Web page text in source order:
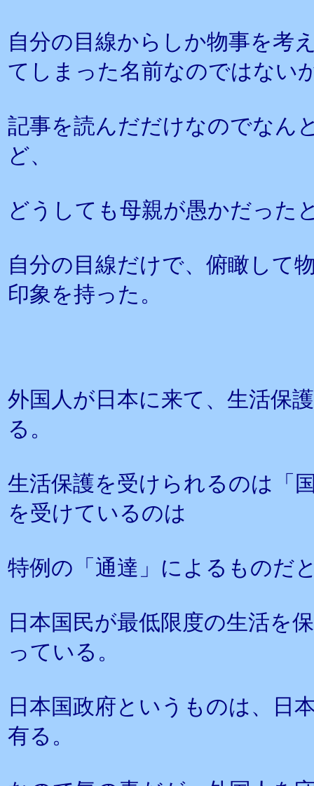
自分の目線からしか物事を考
てしまった名前なのではない
記事を読んだだけなのでなん
ど、
どうしても母親が愚かだった
自分の目線だけで、俯瞰して
印象を持った。
外国人が日本に来て、生活保
る。
生活保護を受けられるのは「
を受けているのは
特例の「通達」によるものだ
日本国民が最低限度の生活を
っている。
日本国政府というものは、日
有る。